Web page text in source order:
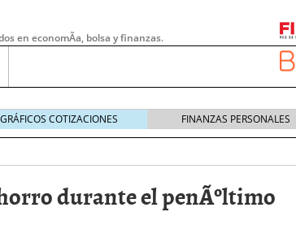
en economÃ­a, bolsa y finanzas.
GRÁFICOS COTIZACIONES FINANZAS PERSONALES
durante el penÃºltimo